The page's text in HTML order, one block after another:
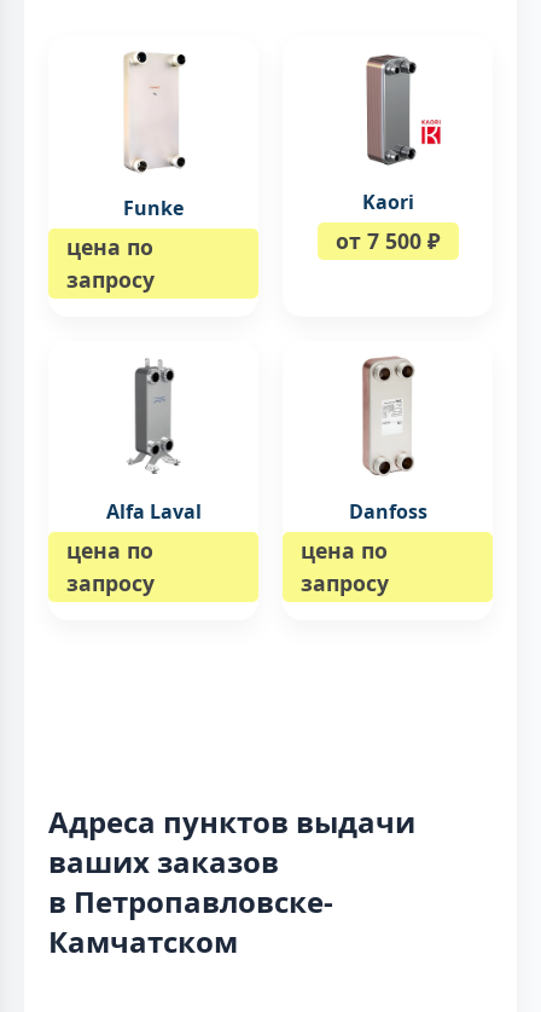
Funke
цена по
запросу
Kaori
от 7 500 ₽
Alfa Laval
цена по
запросу
Danfoss
цена по
запросу
Адреса пунктов выдачи
ваших заказов
в Петропавловске-
Камчатском